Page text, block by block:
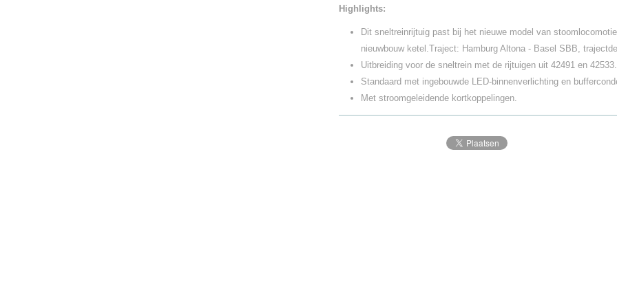
Highlights:
Dit sneltreinrijtuig past bij het nieuwe model van
nieuwbouw ketel.Traject: Hamburg Altona - Basel SBB,
Uitbreiding voor de sneltrein met de rijtuigen uit 42491 en
Standaard met ingebouwde LED-binnenverlichting en
Met stroomgeleidende kortkoppelingen.